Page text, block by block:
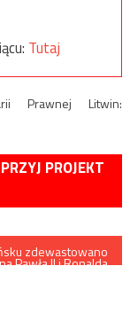
Tutaj
Prawnej Litwin:
PROJEKT
zdewastowano
Pawła II i Ronalda